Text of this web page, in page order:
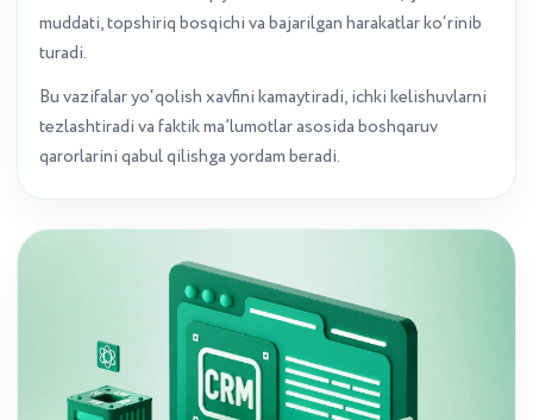
muddati, topshiriq bosqichi va bajarilgan harakatlar ko‘rinib
turadi.
Bu vazifalar yo‘qolish xavfini kamaytiradi, ichki kelishuvlarni
tezlashtiradi va faktik ma’lumotlar asosida boshqaruv
qarorlarini qabul qilishga yordam beradi.